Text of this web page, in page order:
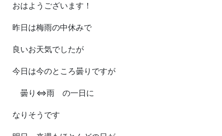
おはようございます！
昨日は梅雨の中休みで
良いお天気でしたが
今日は今のところ曇りですが
曇り⇔雨 の一日に
なりそうです